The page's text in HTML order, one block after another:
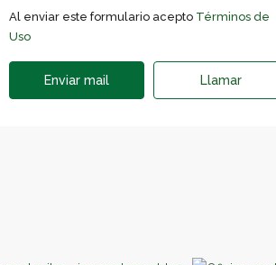
Al enviar este formulario acepto Términos de
Uso
Enviar mail Llamar